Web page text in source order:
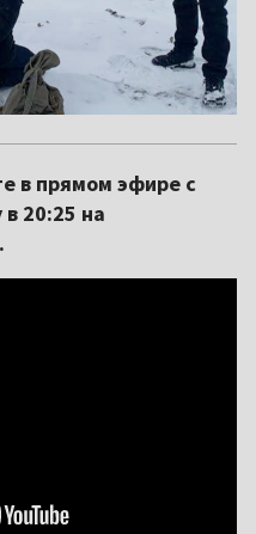
в прямом эфире с
20:25 на